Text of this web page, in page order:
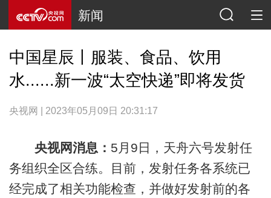
新闻
中国星辰丨服装、食品、饮用
水......新一波“太空快递”即将发货
央视网 | 2023年05月09日 20:31:17
央视网消息： 5月9日，天舟六号发射任
务组织全区合练。目前，发射任务各系统已
经完成了相关功能检查，并做好发射前的各